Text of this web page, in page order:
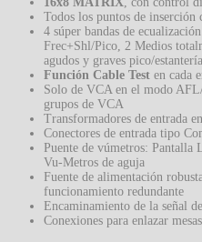
Todos los puntos de inserción
4 súper bandas de
Frec+Shl/Pico, 2 Medios
agudos y graves pico/
Función Cable Test en cada
Solo de VCA en el modo
grupos de VCA
Transformadores de entrada
Conectores de entrada tipo
Puente de vúmetros:
Vu-Metros de aguja
Fuente de alimentación
funcionamiento redundante
Encaminamiento de la señal
Conexiones para enlazar mesas